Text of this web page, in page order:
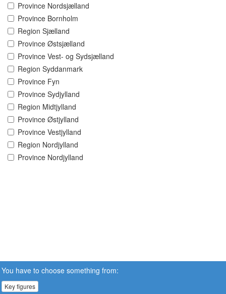
Province Nordsjælland
Province Bornholm
Region Sjælland
Province Østsjælland
Province Vest- og Sydsjælland
Region Syddanmark
Province Fyn
Province Sydjylland
Region Midtjylland
Province Østjylland
Province Vestjylland
Region Nordjylland
Province Nordjylland
You have to choose something from:
Key figures